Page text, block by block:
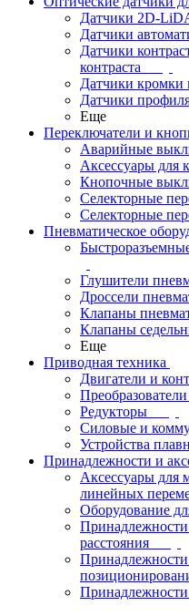
Датчики 2D-
Датчики
Датчики
контраста
Датчики
Датчики
Еще
Переключатели и
Аварийные
Аксессуары для
Кнопочные
Селекторные
Селекторные
Пневматическое
Глушители
Дроссели
Клапаны
Клапаны
Еще
Приводная техника
Двигатели и
Редукторы
Силовые и
Устройства
Принадлежности и
Аксессуары для
линейных
Оборудование
Принадлежности
расстояния
Принадлежности
Принадлежности